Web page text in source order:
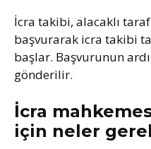
İcra takibi, alacaklı
başvurarak icra takibi
başlar. Başvurunun
gönderilir.
İcra
için neler